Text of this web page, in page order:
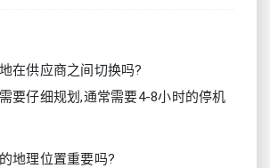
在供应商之间切换吗?
要仔细规划,通常需要4-8小时的停机
地理位置重要吗?